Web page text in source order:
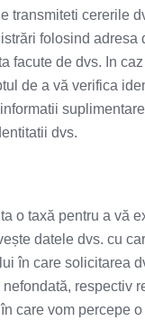
transmiteti cererile
folosind adresa
facute de dvs. In
de a vă verifica
dvs.
o taxă pentru a vă
datele dvs. cu
în care solicitarea
respectiv
care vom percepe